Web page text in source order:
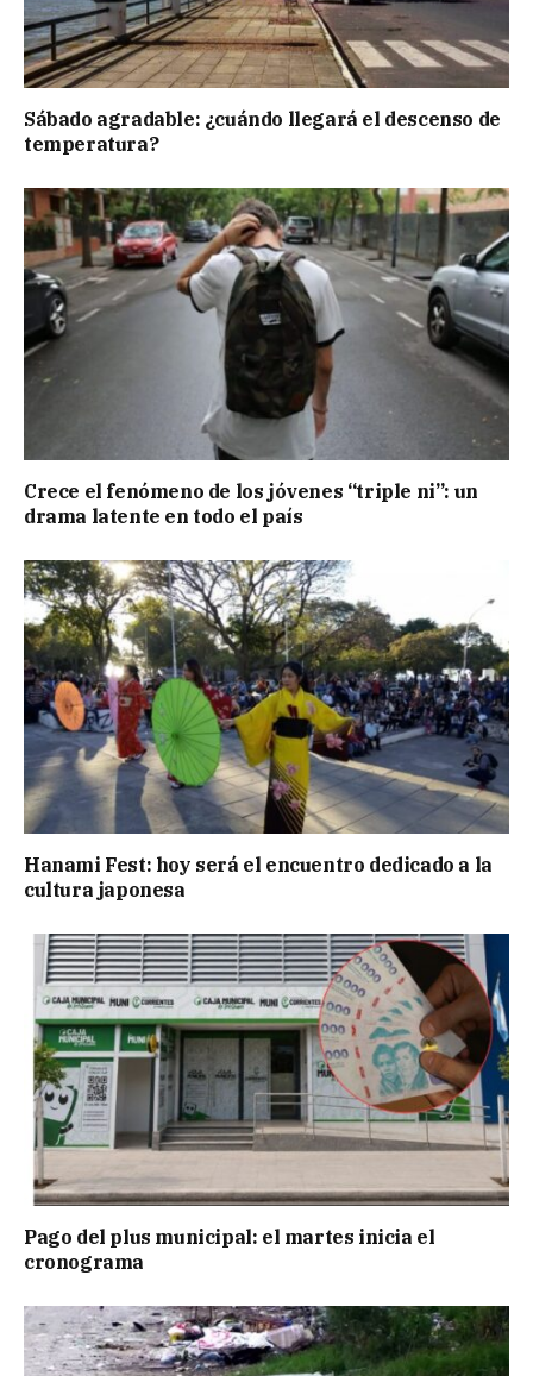
Sábado agradable: ¿cuándo llegará el descenso de
temperatura?
Crece el fenómeno de los jóvenes “triple ni”: un
drama latente en todo el país
Hanami Fest: hoy será el encuentro dedicado a la
cultura japonesa
Pago del plus municipal: el martes inicia el
cronograma